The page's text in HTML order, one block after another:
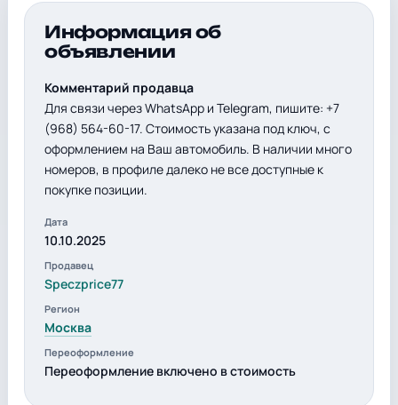
Информация об
объявлении
Комментарий продавца
Для связи через WhatsApp и Telegram, пишите: +7
(968) 564-60-17. Стоимость указана под ключ, с
оформлением на Ваш автомобиль. В наличии много
номеров, в профиле далеко не все доступные к
покупке позиции.
Дата
10.10.2025
Продавец
Speczprice77
Регион
Москва
Переоформление
Переоформление включено в стоимость